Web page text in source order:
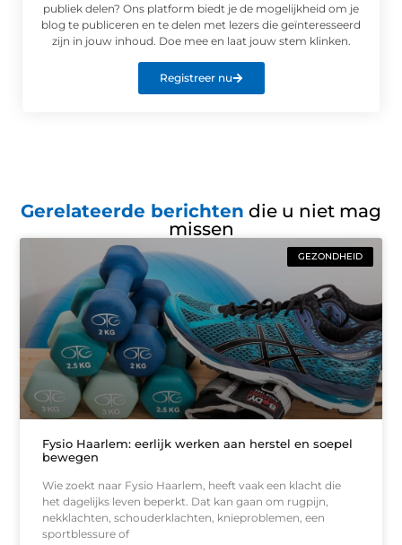
publiek delen? Ons platform biedt je de mogelijkheid om je
blog te publiceren en te delen met lezers die geïnteresseerd
zijn in jouw inhoud. Doe mee en laat jouw stem klinken.
Registreer nu
Gerelateerde berichten die u niet mag
missen
GEZONDHEID
Fysio Haarlem: eerlijk werken aan herstel en soepel
bewegen
Wie zoekt naar Fysio Haarlem, heeft vaak een klacht die
het dagelijks leven beperkt. Dat kan gaan om rugpijn,
nekklachten, schouderklachten, knieproblemen, een
sportblessure of